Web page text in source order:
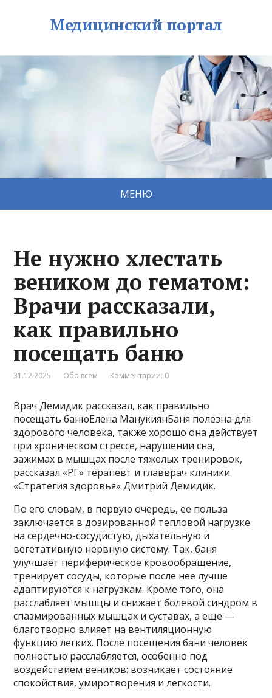
Медицинский портал
МЕНЮ
Не нужно хлестать
веником до гематом:
Врачи рассказали,
как правильно
посещать баню
31.12.2025 Обо всем Комментарии: 0
Врач Демидик рассказал, как правильно
посещать банюЕлена МанукиянБаня полезна для
здорового человека, также хорошо она действует
при хроническом стрессе, нарушении сна,
зажимах в мышцах после тяжелых тренировок,
рассказал «РГ» терапевт и главврач клиники
«Стратегия здоровья» Дмитрий Демидик.
По его словам, в первую очередь, ее польза
заключается в дозированной тепловой нагрузке
на сердечно-сосудистую, дыхательную и
вегетативную нервную систему. Так, баня
улучшает периферическое кровообращение,
тренирует сосуды, которые после нее лучше
адаптируются к нагрузкам. Кроме того, она
расслабляет мышцы и снижает болевой синдром в
спазмированных мышцах и суставах, а еще —
благотворно влияет на вентиляционную
функцию легких. После посещения бани человек
полностью расслабляется, особенно под
воздействием веников: возникает состояние
спокойствия, умиротворения и легкости.